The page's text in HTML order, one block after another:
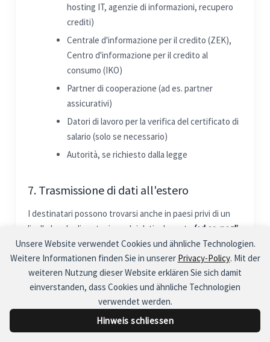
Unsere Website verwendet Cookies und ähnliche Technologien.
Weitere Informationen finden Sie in unserer Privacy-Policy. Mit der
weiteren Nutzung dieser Website erklären Sie sich damit
einverstanden, dass Cookies und ähnliche Technologien
verwendet werden.
Hinweis schliessen
hosting IT, agenzie di informazioni, recupero
crediti)
Centrale d'informazione per il credito (ZEK),
Centro d'informazione per il credito al
consumo (IKO)
Partner di cooperazione (ad es. partner
assicurativi)
Datori di lavoro per la verifica del certificato di
salario (solo se necessario)
Autorità, se richiesto dalla legge
7. Trasmissione di dati all'estero
I destinatari possono trovarsi anche in paesi privi di un
livello legale di protezione dei dati adeguato (ad es. negli
Stati Uniti in caso di utilizzo di determinati servizi di
messaggistica o social media) . In questi casi, garantiamo
una protezione adeguata, ad esempio tramite clausole
contrattuali tipo riconosciute, oppure ci basiamo sul Suo
consenso esplicito o sulla necessità di eseguire il